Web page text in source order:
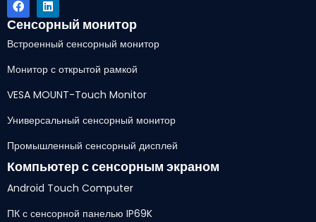
Сенсорный монитор
Встроенный сенсорный монитор
Монитор с открытой рамкой
VESA MOUNT-Touch Monitor
Универсальный сенсорный монитор
Промышленный сенсорный дисплей
Компьютер с сенсорным экраном
Android Touch Computer
ПК с сенсорной панелью IP69K